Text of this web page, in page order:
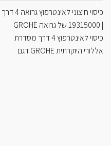
כיסוי חיצוני לאינטרפוץ גרואה 4 דרך
| 19315000 של גרואה GROHE
כיסוי לאינטרפוץ 4 דרך מסדרת
אללורי היוקרתית GROHE דגם